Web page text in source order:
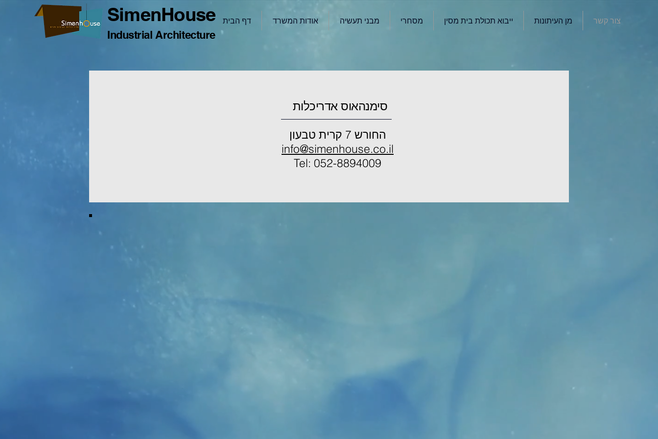
דף הבית אודות המשרד מבני תעשיה מסחרי ייבוא תכולת בית מסין מן העיתונות צור קשר SimenHouse
Industrial Architecture
סימנהאוס אדריכלות
החורש 7 קרית טבעון
info@simenhouse.co.il
Tel: 052-8894009